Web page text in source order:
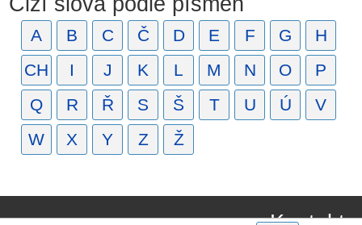
A B C Č D E F G
H
CH
I J K L M N O
P
Q
R Ř S Š T U Ú
V
W
X Y Z Ž